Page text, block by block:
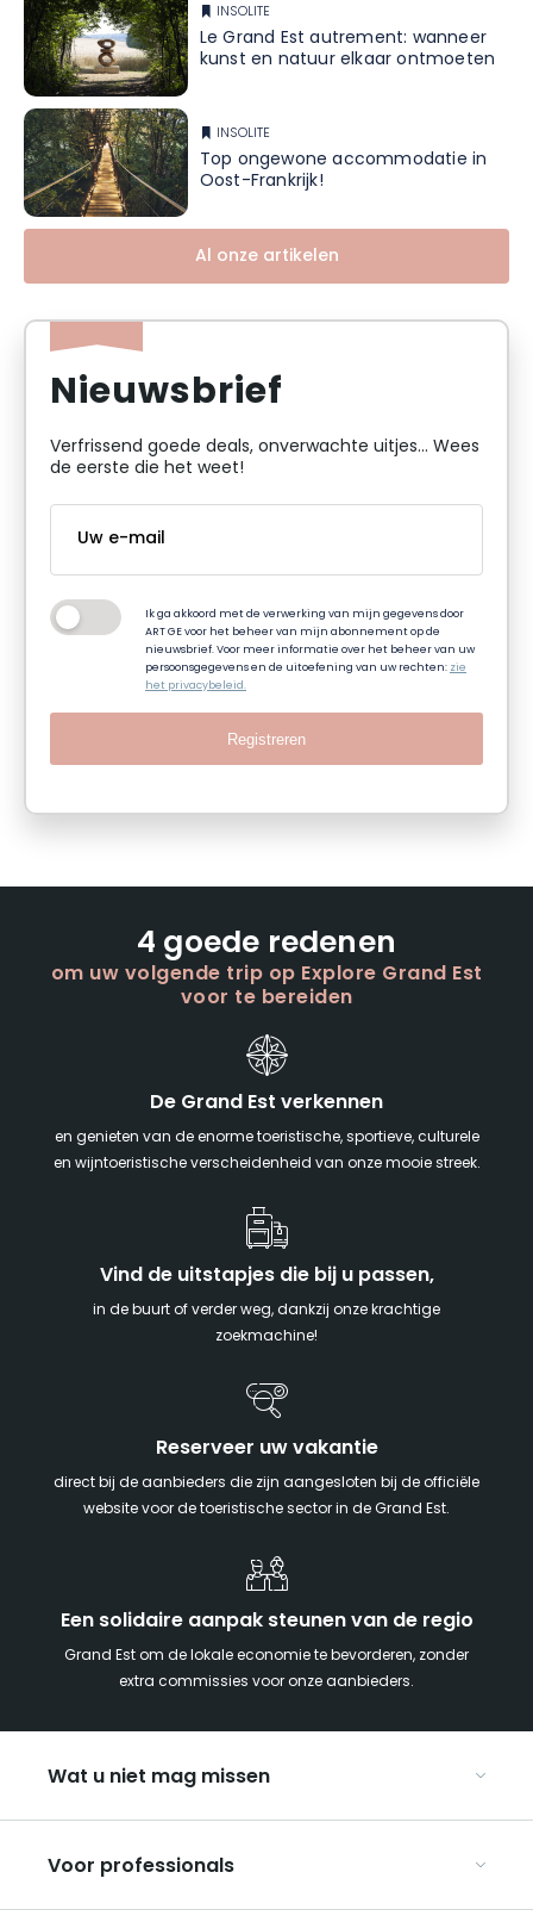
INSOLITE
Le Grand Est autrement: wanneer
kunst en natuur elkaar ontmoeten
INSOLITE
Top ongewone accommodatie in
Oost-Frankrijk!
Al onze artikelen
Nieuwsbrief
Verfrissend goede deals, onverwachte uitjes... Wees
de eerste die het weet!
Ik ga akkoord met de verwerking van mijn gegevens door
ART GE voor het beheer van mijn abonnement op de
nieuwsbrief. Voor meer informatie over het beheer van uw
persoonsgegevens en de uitoefening van uw rechten:zie
het privacybeleid.
Registreren
4 goede redenen
om uw volgende trip op Explore Grand Est
voor te bereiden
De Grand Est verkennen
en genieten van de enorme toeristische, sportieve, culturele
en wijntoeristische verscheidenheid van onze mooie streek.
Vind de uitstapjes die bij u passen,
in de buurt of verder weg, dankzij onze krachtige
zoekmachine!
Reserveer uw vakantie
direct bij de aanbieders die zijn aangesloten bij de officiële
website voor de toeristische sector in de Grand Est.
Een solidaire aanpak steunen van de regio
Grand Est om de lokale economie te bevorderen, zonder
extra commissies voor onze aanbieders.
Wat u niet mag missen
Met z’n tweeën
Kerst in Oost-Frankrijk
Voor professionals